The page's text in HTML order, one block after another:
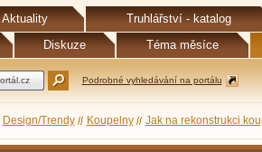
Aktuality
Truhlářství - katalog
Diskuze Téma měsíce
Podrobné vyhledávání na portálu
Design/Trendy Koupelny Jak na rekonstrukci